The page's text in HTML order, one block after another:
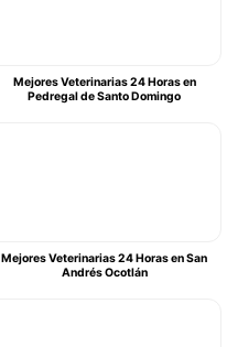
Mejores Veterinarias 24 Horas en
Pedregal de Santo Domingo
Mejores Veterinarias 24 Horas en San
Andrés Ocotlán